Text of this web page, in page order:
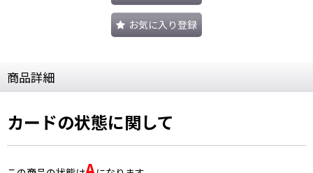
お気に入り登録
商品詳細
カードの状態に関して